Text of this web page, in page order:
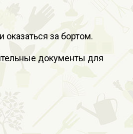
за бортом.
документы для